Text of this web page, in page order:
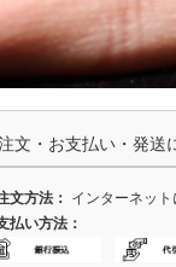
文・お支払い・発送
文方法： インターネッ
払い方法：